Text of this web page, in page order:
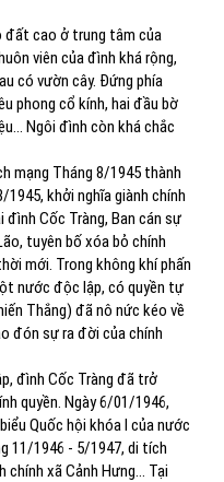
đất cao ở trung tâm của
viên của đình khá rộng,
có vườn cây. Đứng phía
phong cổ kính, hai đầu bờ
Ngôi đình còn khá chắc
mạng Tháng 8/1945 thành
khởi nghĩa giành chính
đình Cốc Tràng, Ban cán sự
tuyên bố xóa bỏ chính
mới. Trong không khí phấn
nước độc lập, có quyền tự
Thắng) đã nô nức kéo về
đón sự ra đời của chính
đình Cốc Tràng đã trở
quyền. Ngày 6/01/1946,
Quốc hội khóa I của nước
11/1946 - 5/1947, di tích
chính xã Cảnh Hưng… Tại